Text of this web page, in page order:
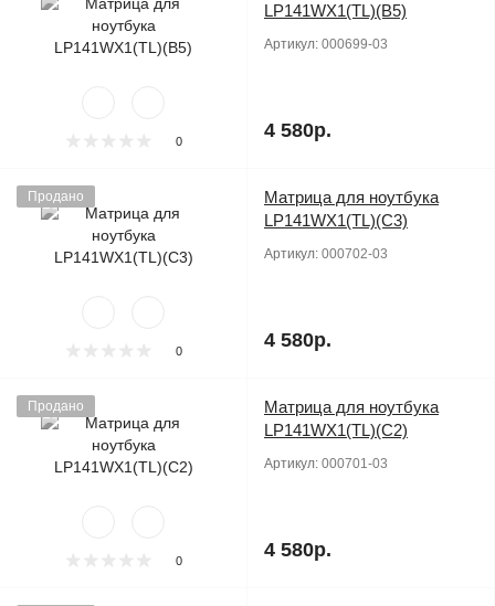
0
LP141WX1(TL)(B5)
Артикул: 000699-03
4 580р.
Продано
0
Матрица для ноутбука
LP141WX1(TL)(C3)
Артикул: 000702-03
4 580р.
Продано
0
Матрица для ноутбука
LP141WX1(TL)(C2)
Артикул: 000701-03
4 580р.